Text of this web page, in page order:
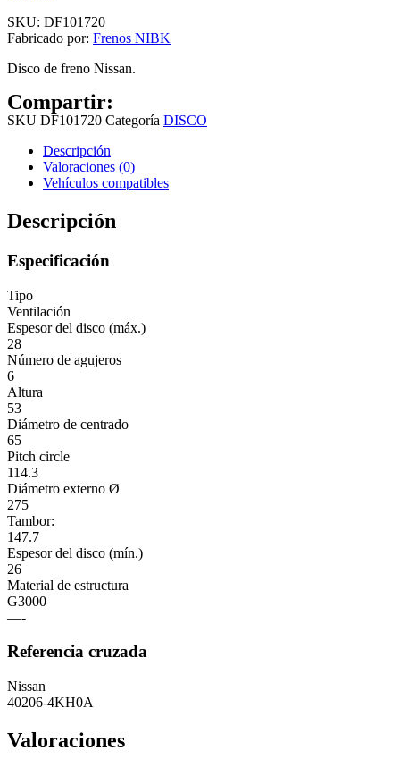
SKU: DF101720
Fabricado por: Frenos NIBK
Disco de freno Nissan.
Compartir:
SKU DF101720 Categoría DISCO
Descripción
Valoraciones (0)
Vehículos compatibles
Descripción
Especificación
Tipo
Ventilación
Espesor del disco (máx.)
28
Número de agujeros
6
Altura
53
Diámetro de centrado
65
Pitch circle
114.3
Diámetro externo Ø
275
Tambor:
147.7
Espesor del disco (mín.)
26
Material de estructura
G3000
—-
Referencia cruzada
Nissan
40206-4KH0A
Valoraciones